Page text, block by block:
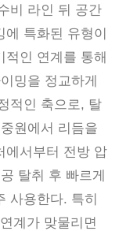
비 라인 뒤 공간
에 특화된 유형이
적인 연계를 통해
밍을 정교하게
적인 축으로, 탈
원에서 리듬을
에서부터 전방 압
탈취 후 빠르게
사용한다. 특히
계가 맞물리면